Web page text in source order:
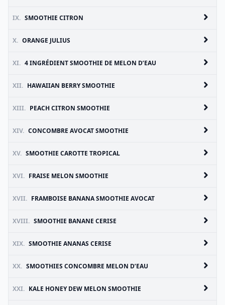
IX. SMOOTHIE CITRON
X. ORANGE JULIUS
XI. 4 INGRÉDIENT SMOOTHIE DE MELON D’EAU
XII. HAWAIIAN BERRY SMOOTHIE
XIII. PEACH CITRON SMOOTHIE
XIV. CONCOMBRE AVOCAT SMOOTHIE
XV. SMOOTHIE CAROTTE TROPICAL
XVI. FRAISE MELON SMOOTHIE
XVII. FRAMBOISE BANANA SMOOTHIE AVOCAT
XVIII. SMOOTHIE BANANE CERISE
XIX. SMOOTHIE ANANAS CERISE
XX. SMOOTHIES CONCOMBRE MELON D’EAU
XXI. KALE HONEY DEW MELON SMOOTHIE